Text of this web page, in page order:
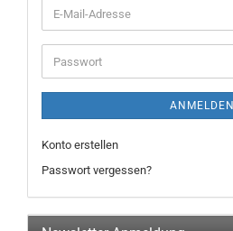
E-
Mail-
Adresse
Passwort
ANMELDEN
Konto erstellen
Passwort vergessen?